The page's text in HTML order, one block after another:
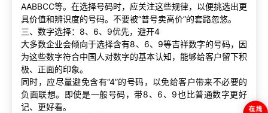
AABBCC等。在选择号码时，应关注这些规律，以便挑选出更
具价值和辨识度的号码。不要被“普号卖高价”的套路忽悠。
三、数字选择：8、6、9优先，避开4
大多数企业会倾向于选择含有8、6、9等吉祥数字的号码，因
为这些数字符合中国人对数字的基本认知，能够给客户留下积
极、正面的印象。
同时，应尽量避免含有“4”的号码，以免给客户带来不必要的
负面联想。即使是一般号码，带8、6、9也比普通数字更好
记、更好看。